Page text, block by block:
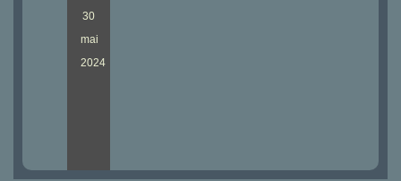
30
mai
2024